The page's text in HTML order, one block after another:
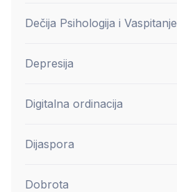
Dečija Psihologija i Vaspitanje
Depresija
Digitalna ordinacija
Dijaspora
Dobrota